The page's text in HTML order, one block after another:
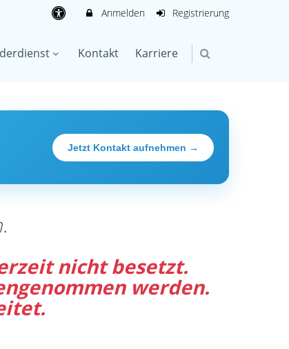
Anmelden Registrierung
Kontakt Karriere
Jetzt Kontakt aufnehmen →
nicht besetzt.
werden.